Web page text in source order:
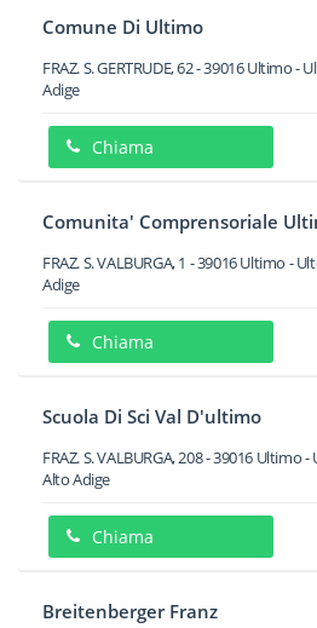
Comune Di Ultimo
FRAZ. S. GERTRUDE, 62-39016Ultimo -
Adige
Chiama
Comunita' Comprensoriale
FRAZ. S. VALBURGA, 1 -39016Ultimo -
Adige
Chiama
Scuola Di Sci Val D'ultimo
FRAZ. S. VALBURGA, 208-39016 Ultimo -
Alto Adige
Chiama
Breitenberger Franz